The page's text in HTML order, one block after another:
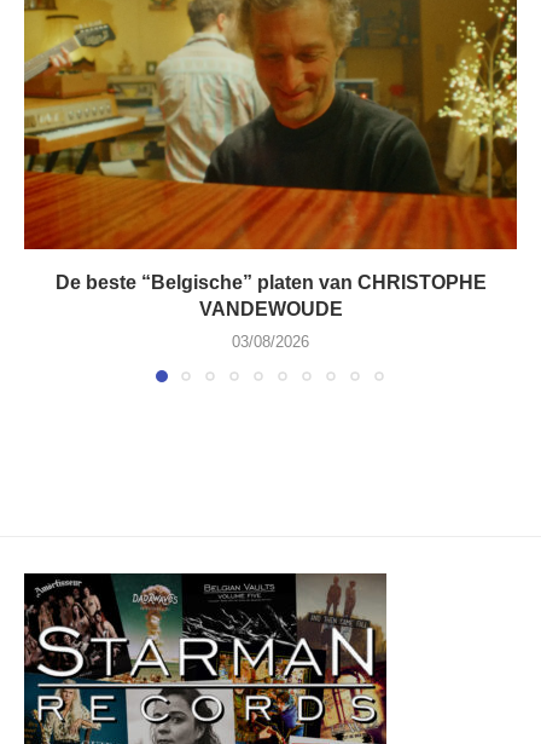
De beste “Belgische” platen van CHRISTOPHE
VANDEWOUDE
03/08/2026